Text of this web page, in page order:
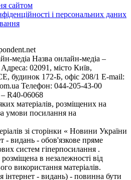
сайтом
і персональних даних
медіа Назва онлайн-медіа –
02091, місто Київ,
172-Б, офіс 208/1 E-mail:
Телефон: 044-205-43-00
– R40-06068
матеріалів, розміщених на
умови посилання на
зі сторінки « Новини України
- видань - обов'язкове пряме
систем гіперпосилання .
в незалежності від
використання матеріалів.
інтернет - видань) - повинна бути